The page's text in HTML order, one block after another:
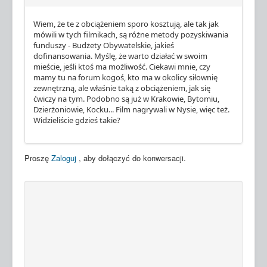
Wiem, że te z obciążeniem sporo kosztują, ale tak jak
mówili w tych filmikach, są różne metody pozyskiwania
funduszy - Budżety Obywatelskie, jakieś
dofinansowania. Myślę, że warto działać w swoim
mieście, jeśli ktoś ma możliwość. Ciekawi mnie, czy
mamy tu na forum kogoś, kto ma w okolicy siłownię
zewnętrzną, ale właśnie taką z obciążeniem, jak się
ćwiczy na tym. Podobno są już w Krakowie, Bytomiu,
Dzierżoniowie, Kocku... Film nagrywali w Nysie, więc też.
Widzieliście gdzieś takie?
Proszę Zaloguj , aby dołączyć do konwersacji.